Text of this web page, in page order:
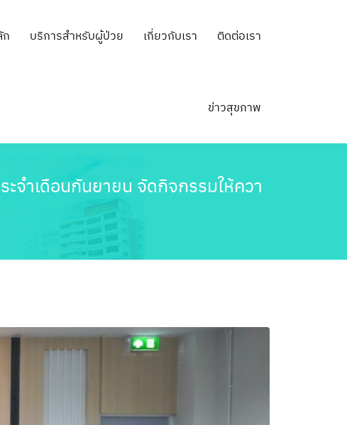
ก บริการสำหรับผู้ป่วย เกี่ยวกับเรา ติดต่อเรา
ข่าวสุขภาพ
จำเดือนกันยายน จัดกิจกรรมให้ควา